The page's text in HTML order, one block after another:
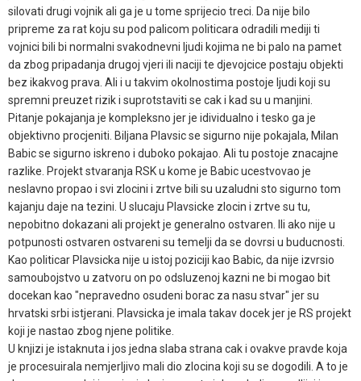
silovati drugi vojnik ali ga je u tome sprijecio treci. Da nije bilo
pripreme za rat koju su pod palicom politicara odradili mediji ti
vojnici bili bi normalni svakodnevni ljudi kojima ne bi palo na pamet
da zbog pripadanja drugoj vjeri ili naciji te djevojcice postaju objekti
bez ikakvog prava. Ali i u takvim okolnostima postoje ljudi koji su
spremni preuzet rizik i suprotstaviti se cak i kad su u manjini.
Pitanje pokajanja je kompleksno jer je idividualno i tesko ga je
objektivno procjeniti. Biljana Plavsic se sigurno nije pokajala, Milan
Babic se sigurno iskreno i duboko pokajao. Ali tu postoje znacajne
razlike. Projekt stvaranja RSK u kome je Babic ucestvovao je
neslavno propao i svi zlocini i zrtve bili su uzaludni sto sigurno tom
kajanju daje na tezini. U slucaju Plavsicke zlocin i zrtve su tu,
nepobitno dokazani ali projekt je generalno ostvaren. Ili ako nije u
potpunosti ostvaren ostvareni su temelji da se dovrsi u buducnosti.
Kao politicar Plavsicka nije u istoj poziciji kao Babic, da nije izvrsio
samoubojstvo u zatvoru on po odsluzenoj kazni ne bi mogao bit
docekan kao "nepravedno osudeni borac za nasu stvar" jer su
hrvatski srbi istjerani. Plavsicka je imala takav docek jer je RS projekt
koji je nastao zbog njene politike.
U knjizi je istaknuta i jos jedna slaba strana cak i ovakve pravde koja
je procesuirala nemjerljivo mali dio zlocina koji su se dogodili. A to je